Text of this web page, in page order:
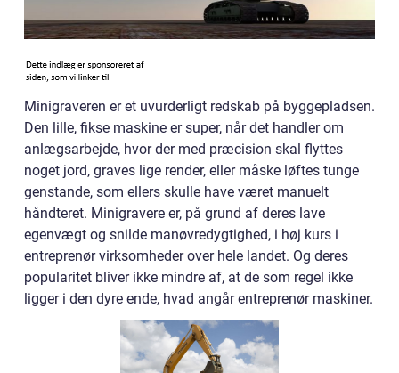
Minigraveren er et uvurderligt redskab på byggepladsen.
Den lille, fikse maskine er super, når det handler om
anlægsarbejde, hvor der med præcision skal flyttes
noget jord, graves lige render, eller måske løftes tunge
genstande, som ellers skulle have været manuelt
håndteret. Minigravere er, på grund af deres lave
egenvægt og snilde manøvredygtighed, i høj kurs i
entreprenør virksomheder over hele landet. Og deres
popularitet bliver ikke mindre af, at de som regel ikke
ligger i den dyre ende, hvad angår entreprenør maskiner.